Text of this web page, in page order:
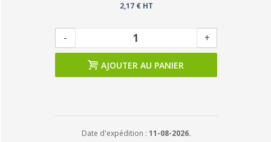
2,17 € HT
- +
AJOUTER AU PANIER
Date d'expédition : 11-08-2026.